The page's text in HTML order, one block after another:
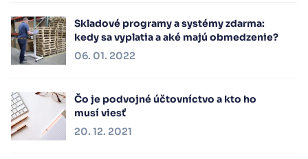
Skladové programy a systémy zdarma:
kedy sa vyplatia a aké majú obmedzenie?
06. 01. 2022
Čo je podvojné účtovníctvo a kto ho
musí viesť
20. 12. 2021